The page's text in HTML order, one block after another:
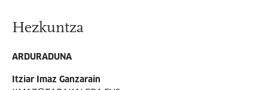
Hezkuntza
ARDURADUNA
Itziar Imaz Ganzarain